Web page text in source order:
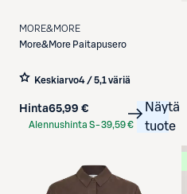
MORE&MORE
More&More Paitapusero
Keskiarvo4 / 5,1 väriä
Hinta65,99 €
Alennushinta S-39,59 €
Näytä
tuote